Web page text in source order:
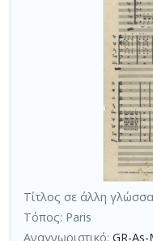
Τίτλος σε άλλη
Τόπος: Paris
Αναγνωριστικό: GR-